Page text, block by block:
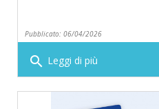
Pubblicato: 06/04/2026
search Leggi di più